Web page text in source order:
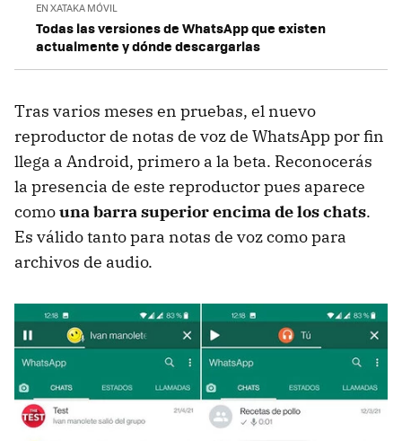
EN XATAKA MÓVIL
Todas las versiones de WhatsApp que existen
actualmente y dónde descargarlas
Tras varios meses en pruebas, el nuevo
reproductor de notas de voz de WhatsApp por fin
llega a Android, primero a la beta. Reconocerás
la presencia de este reproductor pues aparece
comouna barra superior encima de los chats.
Es válido tanto para notas de voz como para
archivos de audio.